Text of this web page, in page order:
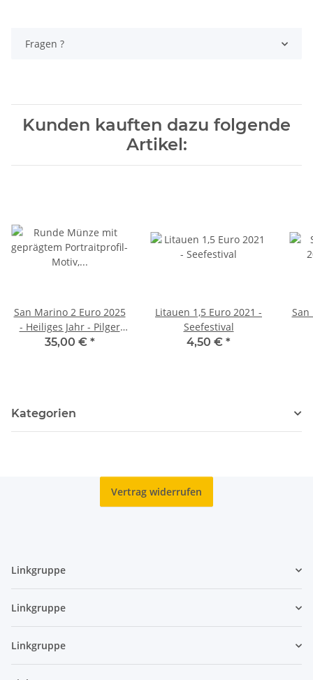
Fragen ?
Kunden kauften dazu folgende
Artikel:
San Marino 2 Euro 2025
- Heiliges Jahr - Pilger
der Hoffnung
35,00 € *
Litauen 1,5 Euro 2021 -
Seefestival
4,50 € *
San
Kategorien
Vertrag widerrufen
Linkgruppe
Linkgruppe
Linkgruppe